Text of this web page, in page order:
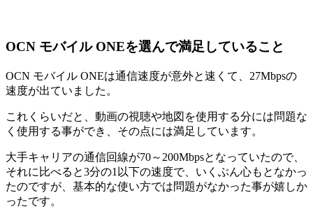
OCN モバイル ONEを選んで満足していること
OCN モバイル ONEは通信速度が意外と速くて、27Mbpsの
速度が出ていました。
これくらいだと、動画の視聴や地図を使用する分には問題な
く使用する事ができ、その点には満足しています。
大手キャリアの通信回線が70～200Mbpsとなっていたので、
それに比べると3分の1以下の速度で、いくぶん心もとなかっ
たのですが、基本的な使い方では問題がなかった事が嬉しか
ったです。